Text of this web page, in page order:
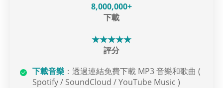
8,000,000+
下載
★★★★★
評分
下載音樂 ：透過連結免費下載 MP3 音樂和歌曲 (
Spotify / SoundCloud / YouTube Music )